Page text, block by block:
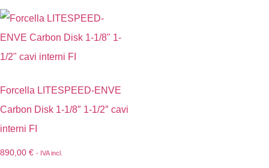
Forcella LITESPEED-ENVE
Carbon Disk 1-1/8″ 1-1/2″ cavi
interni FI
890,00 € - IVA incl.